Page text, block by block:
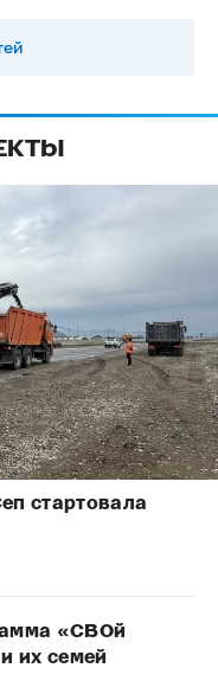
стартовала
«СВОй
их семей